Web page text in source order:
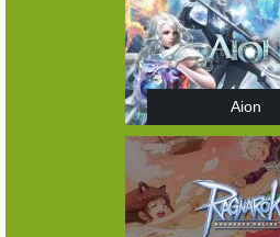
Aion